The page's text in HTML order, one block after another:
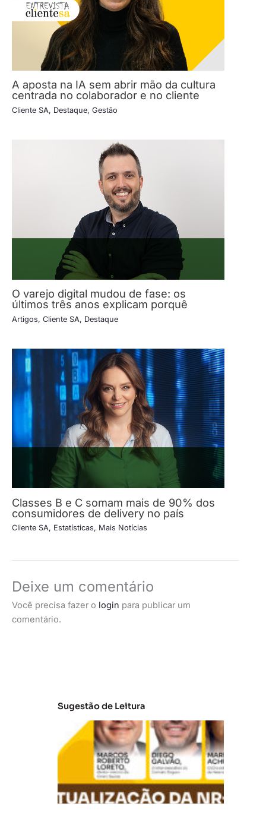
A aposta na IA sem abrir mão da cultura
centrada no colaborador e no cliente
Cliente SA, Destaque, Gestão
O varejo digital mudou de fase: os
últimos três anos explicam porquê
Artigos, Cliente SA, Destaque
Classes B e C somam mais de 90% dos
consumidores de delivery no país
Cliente SA, Estatísticas, Mais Notícias
Deixe um comentário
Você precisa fazer o login para publicar um
comentário.
Sugestão de Leitura